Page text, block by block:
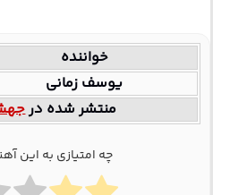
خواننده
یوسف زمانی
منتشر شده در
چه امتیازی به این